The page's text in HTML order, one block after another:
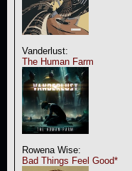
Vanderlust:
The Human Farm
Rowena Wise:
Bad Things Feel Good*